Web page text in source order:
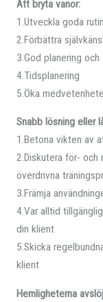
Att bryta vanor:
1.Utveckla goda
2.Förbättra
3.God planering
4.Tidsplanering
5.Öka
Snabb lösning eller
1.Betona vikten av
2.Diskutera för- och
överdrivna
3.Främja
4.Var alltid
din klient
5.Skicka
klient
Hemligheterna